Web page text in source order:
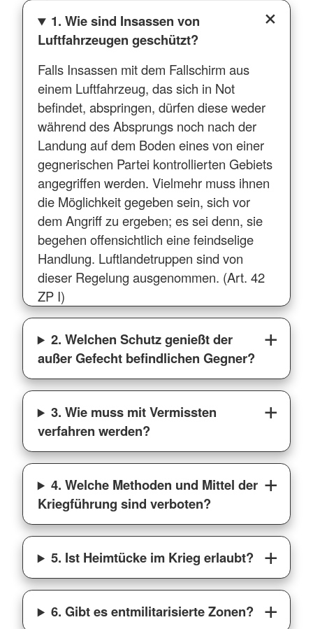
1. Wie sind Insassen von
Luftfahrzeugen geschützt?
Falls Insassen mit dem Fallschirm aus
einem Luftfahrzeug, das sich in Not
befindet, abspringen, dürfen diese weder
während des Absprungs noch nach der
Landung auf dem Boden eines von einer
gegnerischen Partei kontrollierten Gebiets
angegriffen werden. Vielmehr muss ihnen
die Möglichkeit gegeben sein, sich vor
dem Angriff zu ergeben; es sei denn, sie
begehen offensichtlich eine feindselige
Handlung. Luftlandetruppen sind von
dieser Regelung ausgenommen. (Art. 42
ZP I)
2. Welchen Schutz genießt der
außer Gefecht befindlichen Gegner?
3. Wie muss mit Vermissten
verfahren werden?
4. Welche Methoden und Mittel der
Kriegführung sind verboten?
5. Ist Heimtücke im Krieg erlaubt?
6. Gibt es entmilitarisierte Zonen?